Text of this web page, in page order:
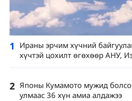
1
Ираны эрчим хүчний
хүчтэй цохилт өгөхөөр АНУ,
2 Японы Кумамото мужид
улмаас 36 хүн амиа алдажээ